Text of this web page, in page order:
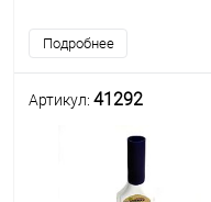
Подробнее
Артикул: 41292